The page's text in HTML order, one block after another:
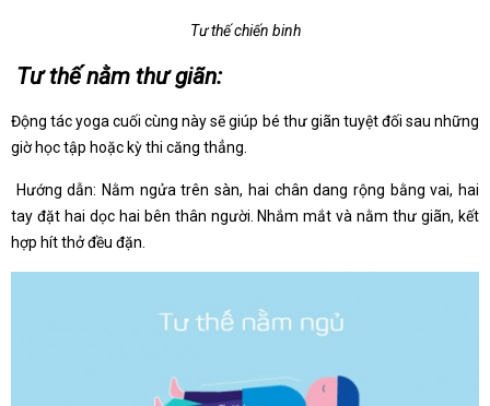
Tư thế chiến binh
Tư thế nằm thư giãn:
Động tác yoga cuối cùng này sẽ giúp bé thư giãn tuyệt đối sau những
giờ học tập hoặc kỳ thi căng thẳng.
Hướng dẫn: Nằm ngửa trên sàn, hai chân dang rộng bằng vai, hai
tay đặt hai dọc hai bên thân người. Nhắm mắt và nằm thư giãn, kết
hợp hít thở đều đặn.